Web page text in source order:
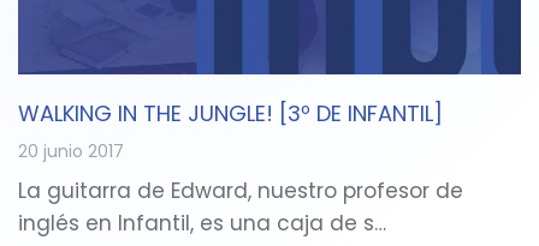
WALKING IN THE JUNGLE! [3º DE INFANTIL]
20 junio 2017
La guitarra de Edward, nuestro profesor de
inglés en Infantil, es una caja de s…